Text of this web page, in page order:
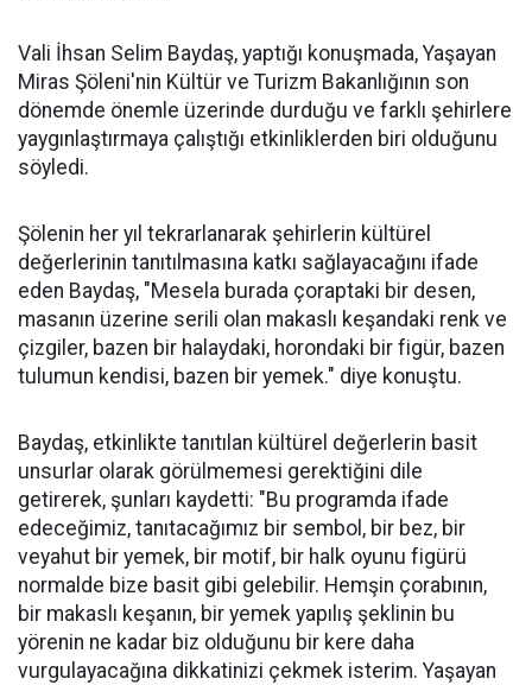
Vali İhsan Selim Baydaş, yaptığı konuşmada, Yaşayan
Miras Şöleni'nin Kültür ve Turizm Bakanlığının son
dönemde önemle üzerinde durduğu ve farklı şehirlere
yaygınlaştırmaya çalıştığı etkinliklerden biri olduğunu
söyledi.
Şölenin her yıl tekrarlanarak şehirlerin kültürel
değerlerinin tanıtılmasına katkı sağlayacağını ifade
eden Baydaş, "Mesela burada çoraptaki bir desen,
masanın üzerine serili olan makaslı keşandaki renk ve
çizgiler, bazen bir halaydaki, horondaki bir figür, bazen
tulumun kendisi, bazen bir yemek." diye konuştu.
Baydaş, etkinlikte tanıtılan kültürel değerlerin basit
unsurlar olarak görülmemesi gerektiğini dile
getirerek, şunları kaydetti: "Bu programda ifade
edeceğimiz, tanıtacağımız bir sembol, bir bez, bir
veyahut bir yemek, bir motif, bir halk oyunu figürü
normalde bize basit gibi gelebilir. Hemşin çorabının,
bir makaslı keşanın, bir yemek yapılış şeklinin bu
yörenin ne kadar biz olduğunu bir kere daha
vurgulayacağına dikkatinizi çekmek isterim. Yaşayan